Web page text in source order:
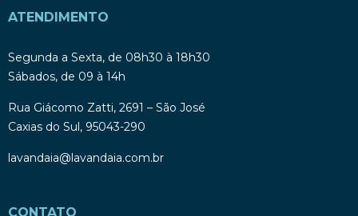
ATENDIMENTO
Segunda a Sexta, de 08h30 à 18h30
Sábados, de 09 à 14h
Rua Giácomo Zatti, 2691 – São José
Caxias do Sul, 95043-290
lavandaia@lavandaia.com.br
CONTATO